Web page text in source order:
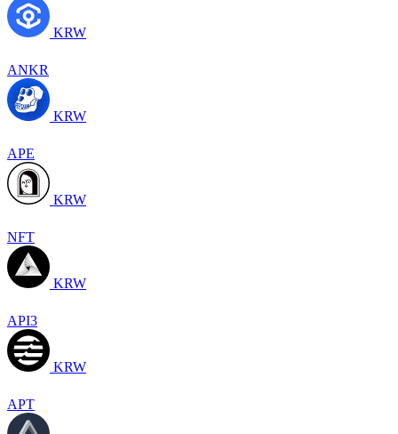
KRW
ANKR
KRW
APE
KRW
NFT
KRW
API3
KRW
APT